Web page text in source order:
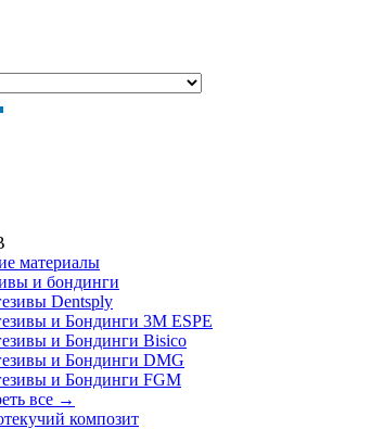
материалы
и бондинги
Dentsply
и Бондинги 3M ESPE
и Бондинги Bisico
и Бондинги DMG
и Бондинги FGM
все →
композит